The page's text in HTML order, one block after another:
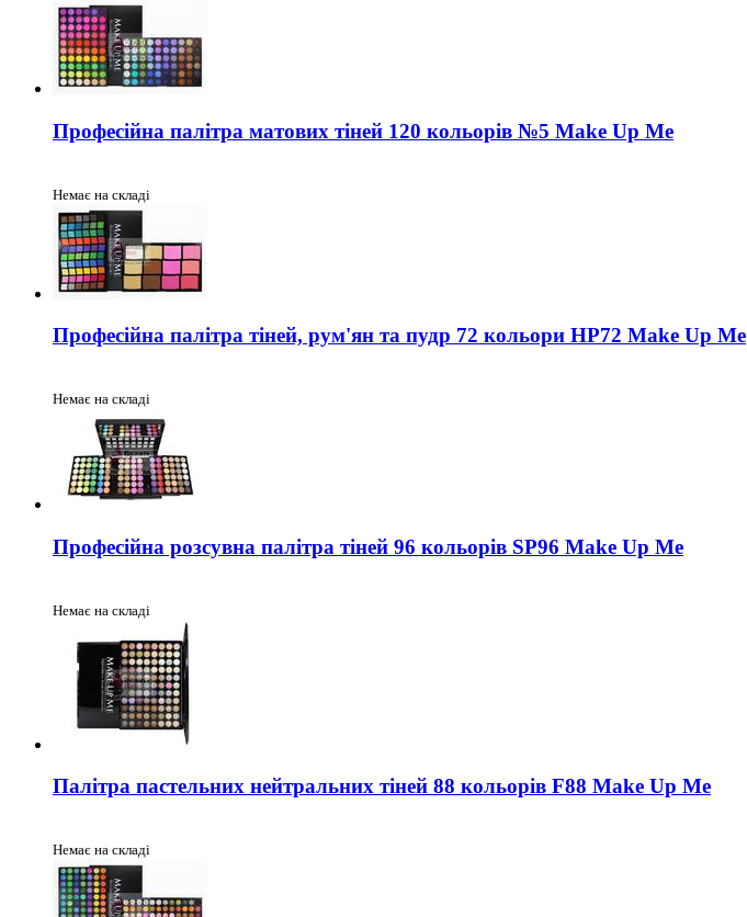
Професійна палітра матових тіней 120 кольорів №5 Make Up Me
Немає на складі
Професійна палітра тіней, рум'ян та пудр 72 кольори HP72 Make Up Me
Немає на складі
Професійна розсувна палітра тіней 96 кольорів SP96 Make Up Me
Немає на складі
Палітра пастельних нейтральних тіней 88 кольорів F88 Make Up Me
Немає на складі